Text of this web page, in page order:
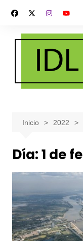
contenido
Inicio 2022
Día:1 de